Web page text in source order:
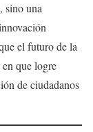
sino una
el futuro de la
que logre
de ciudadanos